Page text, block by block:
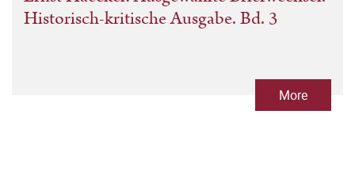
Historisch-kritische Ausgabe. Bd. 3
More